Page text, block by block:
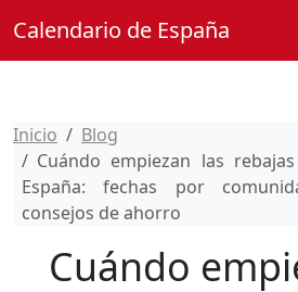
Calendario de España
Inicio
Blog
Cuándo empiezan las
España: fechas por
consejos de ahorro
Cuándo